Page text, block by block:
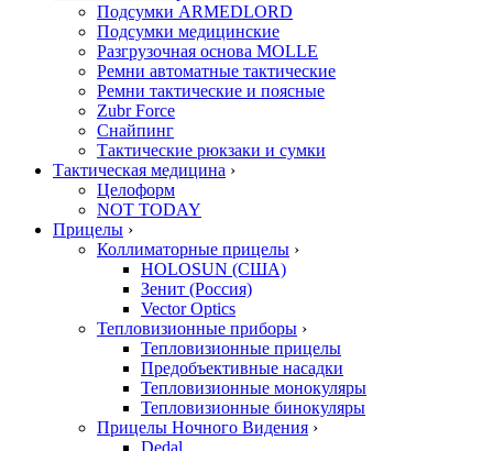
Подсумки ARMEDLORD
Подсумки медицинские
Разгрузочная основа MOLLE
Ремни автоматные тактические
Ремни тактические и поясные
Zubr Force
Снайпинг
Тактические рюкзаки и сумки
Тактическая медицина ›
Целоформ
NOT TODAY
Прицелы ›
Коллиматорные прицелы ›
HOLOSUN (США)
Зенит (Россия)
Vector Optics
Тепловизионные приборы ›
Тепловизионные прицелы
Предобъективные насадки
Тепловизионные монокуляры
Тепловизионные бинокуляры
Прицелы Ночного Видения ›
Dedal